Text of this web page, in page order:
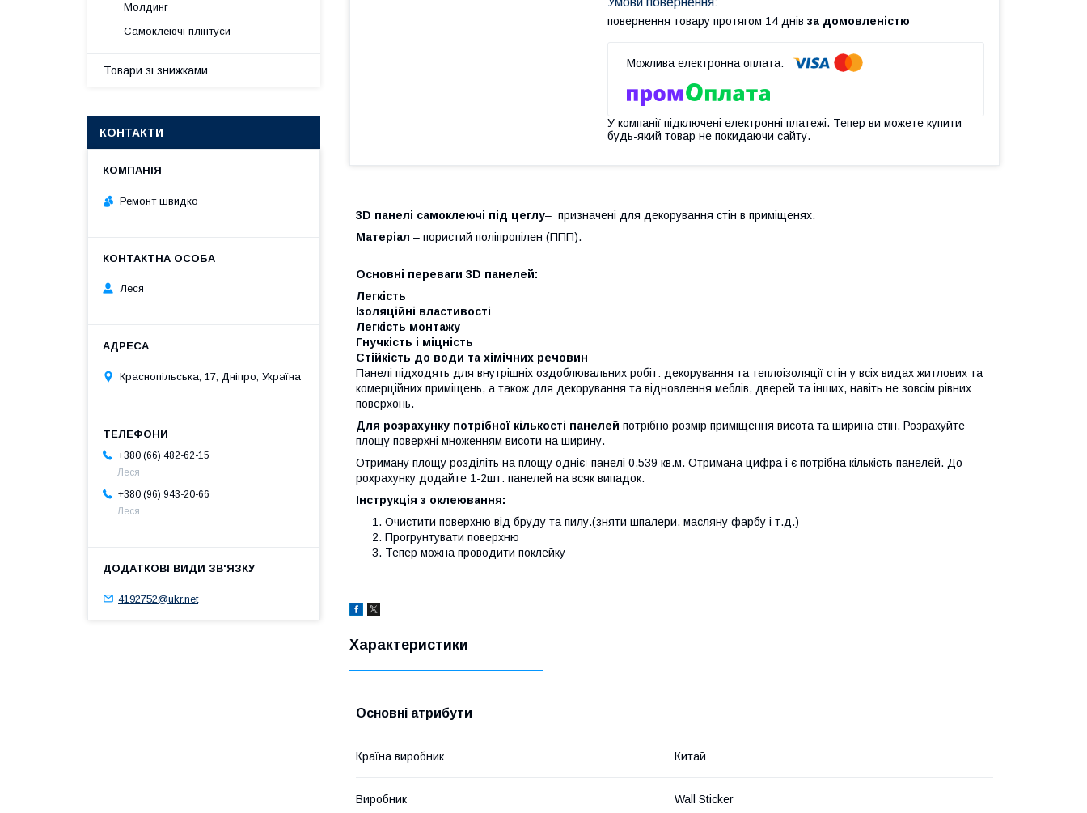
повернення товару протягом 14 днів за домовленістю
У компанії підключені електронні платежі. Тепер ви можете купити
будь-який товар не покидаючи сайту.
3D панелі самоклеючі під цеглу– призначені для декорування стін в приміщенях.
Матеріал – пористий поліпропілен (ППП).
Основні переваги 3D панелей:
Легкість
Ізоляційні властивості
Легкість монтажу
Гнучкість і міцність
Стійкість до води та хімічних речовин
Панелі підходять для внутрішніх оздоблювальних робіт: декорування та теплоізоляції стін у всіх видах житлових та
комерційних приміщень, а також для декорування та відновлення меблів, дверей та інших, навіть не зовсім рівних
поверхонь.
Для розрахунку потрібної кількості панелей потрібно розмір приміщення висота та ширина стін. Розрахуйте
площу поверхні множенням висоти на ширину.
Отриману площу розділіть на площу однієї панелі 0,539 кв.м. Отримана цифра і є потрібна кількість панелей. До
рохрахунку додайте 1-2шт. панелей на всяк випадок.
Інструкція з оклеювання:
Очистити поверхню від бруду та пилу.(зняти шпалери, масляну фарбу і т.д.)
Прогрунтувати поверхню
Тепер можна проводити поклейку
Характеристики
Основні атрибути
Країна виробник Китай
Виробник Wall Sticker
Молдинг
Самоклеючі плінтуси
Товари зі знижками
КОНТАКТИ
Ремонт швидко
Леся
Краснопільська, 17, Дніпро, Україна
+380 (66) 482-62-15
Леся
+380 (96) 943-20-66
Леся
4192752@ukr.net